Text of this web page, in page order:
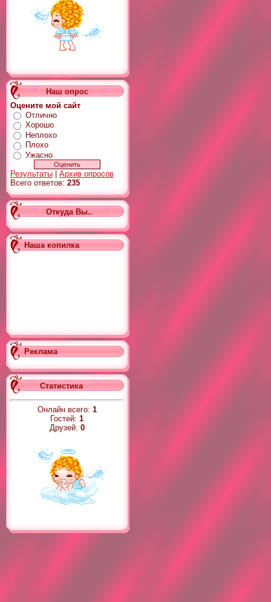
Наш опрос
Оцените мой сайт
Отлично
Хорошо
Неплохо
Плохо
Ужасно
Результаты
Архив опросов
Всего ответов: 235
Откуда Вы..
Наша копилка
Реклама
Статистика
Онлайн всего: 1
Гостей: 1
Друзей: 0